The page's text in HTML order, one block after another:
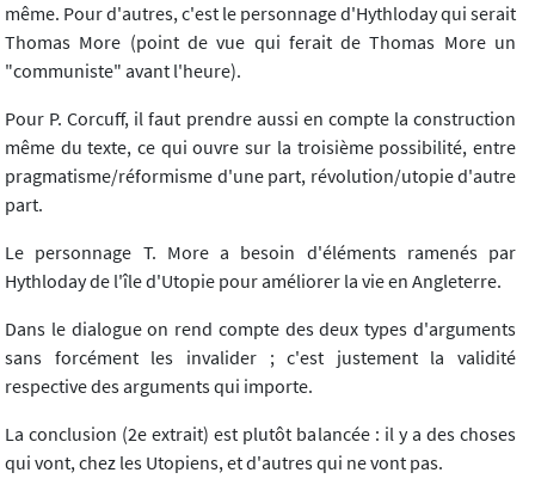
même. Pour d'autres, c'est le personnage d'Hythloday qui serait
Thomas More (point de vue qui ferait de Thomas More un
"communiste" avant l'heure).
Pour P. Corcuff, il faut prendre aussi en compte la construction
même du texte, ce qui ouvre sur la troisième possibilité, entre
pragmatisme/réformisme d'une part, révolution/utopie d'autre
part.
Le personnage T. More a besoin d'éléments ramenés par
Hythloday de l'île d'Utopie pour améliorer la vie en Angleterre.
Dans le dialogue on rend compte des deux types d'arguments
sans forcément les invalider ; c'est justement la validité
respective des arguments qui importe.
La conclusion (2e extrait) est plutôt balancée : il y a des choses
qui vont, chez les Utopiens, et d'autres qui ne vont pas.